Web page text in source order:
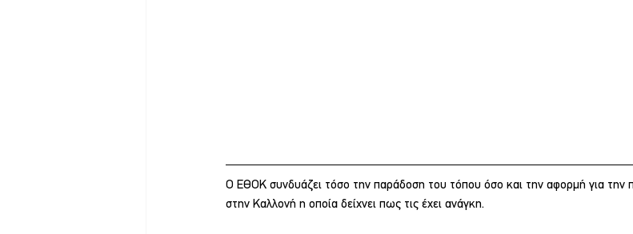
Ο ΕΘΟΚ συνδυάζει τόσο την παράδοση του τόπου όσο και την αφορμή για την
στην Καλλονή η οποία δείχνει πως τις έχει ανάγκη.